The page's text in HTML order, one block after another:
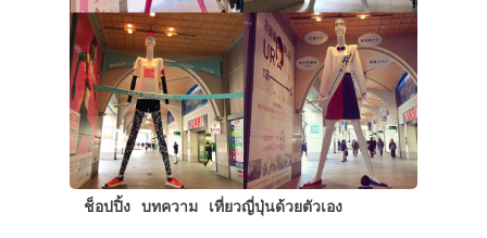
ช็อปปิ้ง บทความ เที่ยวญี่ปุ่นด้วยตัวเอง